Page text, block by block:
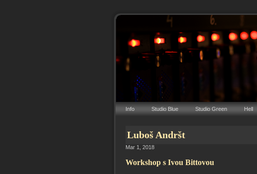
Info Studio Blue Studio Green Hell
Luboš Andršt
Mar 1, 2018
Workshop s Ivou Bittovou